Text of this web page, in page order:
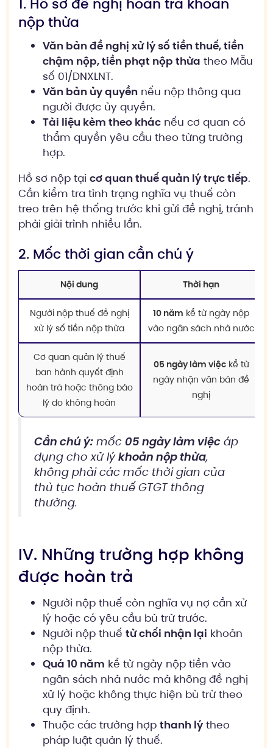
1. Hồ sơ đề nghị hoàn trả khoản
nộp thừa
Văn bản đề nghị xử lý số tiền thuế, tiền
chậm nộp, tiền phạt nộp thừa theo Mẫu
số 01/DNXLNT.
Văn bản ủy quyền nếu nộp thông qua
người được ủy quyền.
Tài liệu kèm theo khác nếu cơ quan có
thẩm quyền yêu cầu theo từng trường
hợp.
Hồ sơ nộp tại cơ quan thuế quản lý trực tiếp.
Cần kiểm tra tình trạng nghĩa vụ thuế còn
treo trên hệ thống trước khi gửi đề nghị, tránh
phải giải trình nhiều lần.
2. Mốc thời gian cần chú ý
Nội dung Thời hạn
Người nộp thuế đề nghị
xử lý số tiền nộp thừa
10 năm kể từ ngày nộp
vào ngân sách nhà nước
Cơ quan quản lý thuế
ban hành quyết định
hoàn trả hoặc thông báo
lý do không hoàn
05 ngày làm việckể từ
ngày nhận văn bản đề
nghị
Cần chú ý:mốc 05 ngày làm việcáp
dụng cho xử lýkhoản nộp thừa,
không phải các mốc thời gian của
thủ tục hoàn thuế GTGT thông
thường.
IV. Những trường hợp không
được hoàn trả
Người nộp thuế còn nghĩa vụ nợ cần xử
lý hoặc có yêu cầu bù trừ trước.
Người nộp thuế từ chối nhận lại khoản
nộp thừa.
Quá 10 năm kể từ ngày nộp tiền vào
ngân sách nhà nước mà không đề nghị
xử lý hoặc không thực hiện bù trừ theo
quy định.
Thuộc các trường hợp thanh lý theo
pháp luật quản lý thuế.